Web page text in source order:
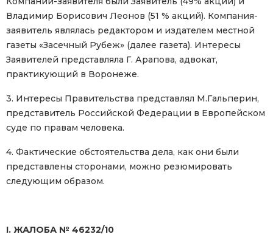
Владимир Борисович Леонов (51 % акций). Компания-
заявитель являлась редактором и издателем местной
газеты «Засечный Рубеж» (далее газета). Интересы
Заявителей представляла Г. Арапова, адвокат,
практикующий в Воронеже.
3. Интересы Правительства представлял М.Гальперин,
представитель Российской Федерации в Европейском
суде по правам человека.
4. Фактические обстоятельства дела, как они были
представлены сторонами, можно резюмировать
следующим образом.
I. ЖАЛОБА № 46232/10